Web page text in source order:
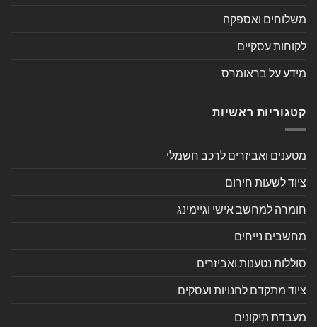
משלוחים ואספקה
לקוחות עסקיים
מידע על בראומרס
קטגוריות ראשיות
מטענים ואביזרים לרכב חשמלי
ציוד לשעות חירום
חומרה למחשב אישי וגיימינג
מחשבים נייחים
סוללות נטענות ואביזרים
ציוד מתקדם לחנויות ועסקים
מעבדת תיקונים